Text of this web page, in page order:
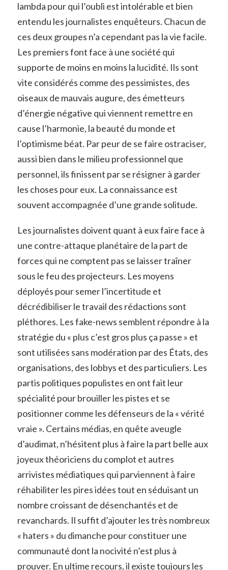
lambda pour qui l’oubli est intolérable et bien
entendu les journalistes enquêteurs. Chacun de
ces deux groupes n’a cependant pas la vie facile.
Les premiers font face à une société qui
supporte de moins en moins la lucidité. Ils sont
vite considérés comme des pessimistes, des
oiseaux de mauvais augure, des émetteurs
d’énergie négative qui viennent remettre en
cause l’harmonie, la beauté du monde et
l’optimisme béat. Par peur de se faire ostraciser,
aussi bien dans le milieu professionnel que
personnel, ils finissent par se résigner à garder
les choses pour eux. La connaissance est
souvent accompagnée d’une grande solitude.
Les journalistes doivent quant à eux faire face à
une contre-attaque planétaire de la part de
forces qui ne comptent pas se laisser traîner
sous le feu des projecteurs. Les moyens
déployés pour semer l’incertitude et
décrédibiliser le travail des rédactions sont
pléthores. Les fake-news semblent répondre à la
stratégie du « plus c’est gros plus ça passe » et
sont utilisées sans modération par des États, des
organisations, des lobbys et des particuliers. Les
partis politiques populistes en ont fait leur
spécialité pour brouiller les pistes et se
positionner comme les défenseurs de la « vérité
vraie ». Certains médias, en quête aveugle
d’audimat, n’hésitent plus à faire la part belle aux
joyeux théoriciens du complot et autres
arrivistes médiatiques qui parviennent à faire
réhabiliter les pires idées tout en séduisant un
nombre croissant de désenchantés et de
revanchards. Il suffit d’ajouter les très nombreux
« haters » du dimanche pour constituer une
communauté dont la nocivité n’est plus à
prouver. En ultime recours, il existe toujours les